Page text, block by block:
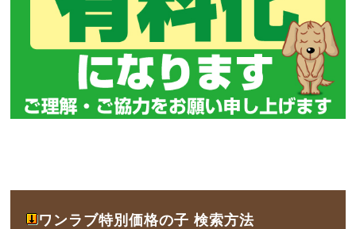
ワンラブ特別価格の子 検索方法